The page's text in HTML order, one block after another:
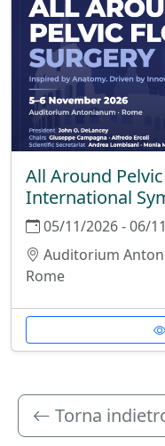
All Around
International
05/11/2026 - 06/
Auditorium
Rome
Torna